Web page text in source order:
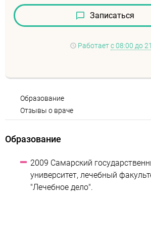
Записаться
Работает с 08:00 до
Образование
Отзывы о враче
Образование
2009 Самарский
университет, лечебный
"Лечебное дело".